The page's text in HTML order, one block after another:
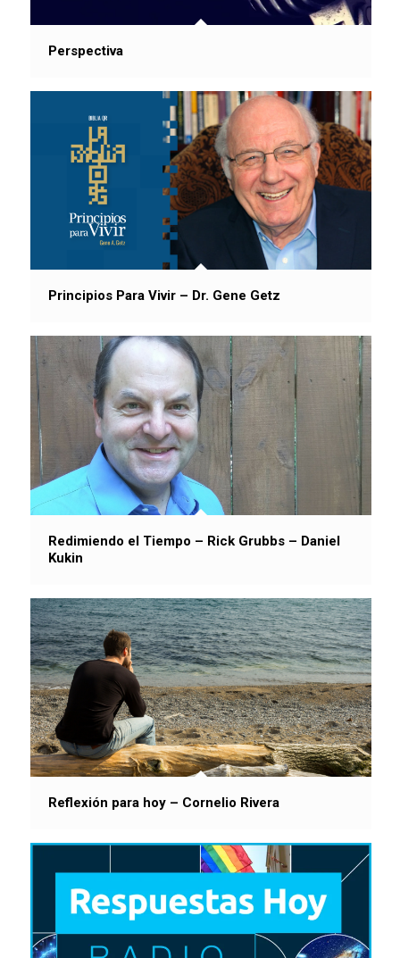
Perspectiva
Principios Para Vivir – Dr. Gene Getz
Redimiendo el Tiempo – Rick Grubbs – Daniel
Kukin
Reflexión para hoy – Cornelio Rivera